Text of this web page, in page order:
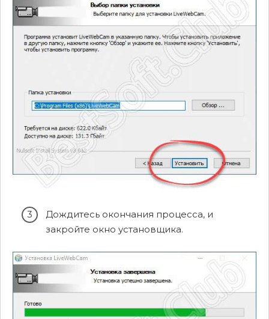
Дождитесь окончания процесса, и
закройте окно установщика.